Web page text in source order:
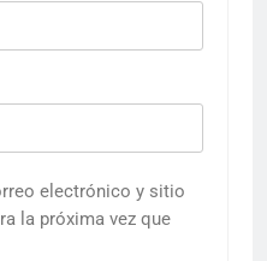
electrónico y sitio
la próxima vez que